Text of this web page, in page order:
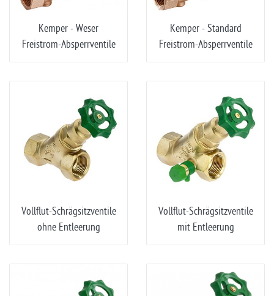
Kemper - Weser
Freistrom-Absperrventile
Kemper - Standard
Freistrom-Absperrventile
Vollflut-Schrägsitzventile
ohne Entleerung
Vollflut-Schrägsitzventile
mit Entleerung